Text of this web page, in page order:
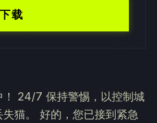
24/7 保持警惕，以控制城
猫。 好的，您已接到紧急
下载